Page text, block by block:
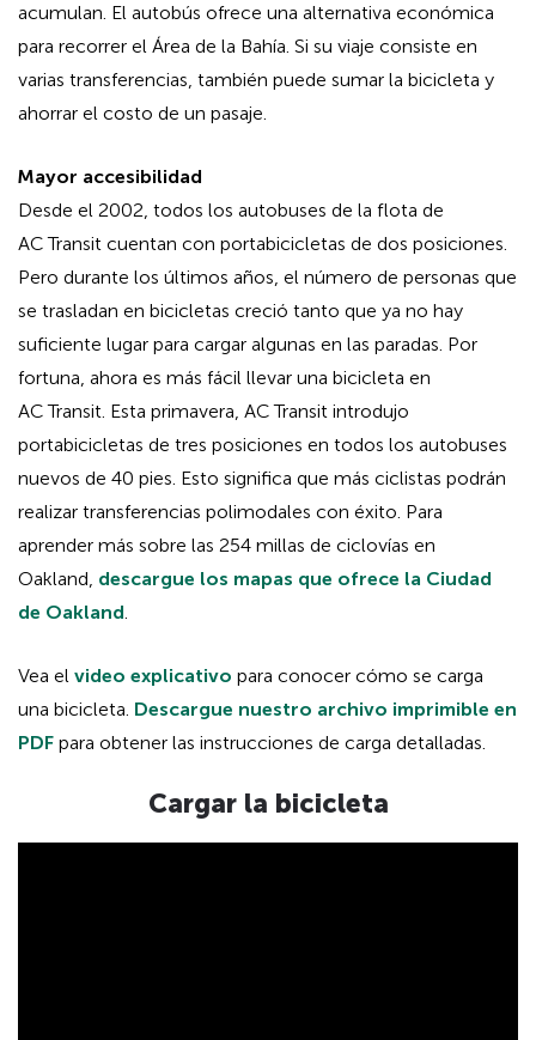
acumulan. El autobús ofrece una alternativa económica
para recorrer el Área de la Bahía. Si su viaje consiste en
varias transferencias, también puede sumar la bicicleta y
ahorrar el costo de un pasaje.
Mayor accesibilidad
Desde el 2002, todos los autobuses de la flota de
AC Transit cuentan con portabicicletas de dos posiciones.
Pero durante los últimos años, el número de personas que
se trasladan en bicicletas creció tanto que ya no hay
suficiente lugar para cargar algunas en las paradas. Por
fortuna, ahora es más fácil llevar una bicicleta en
AC Transit. Esta primavera, AC Transit introdujo
portabicicletas de tres posiciones en todos los autobuses
nuevos de 40 pies. Esto significa que más ciclistas podrán
realizar transferencias polimodales con éxito. Para
aprender más sobre las 254 millas de ciclovías en
Oakland, descargue los mapas que ofrece la Ciudad
de Oakland.
Vea el video explicativo para conocer cómo se carga
una bicicleta. Descargue nuestro archivo imprimible en
PDF para obtener las instrucciones de carga detalladas.
Cargar la bicicleta